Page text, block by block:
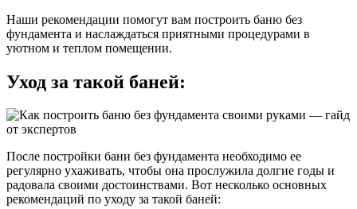
Наши рекомендации помогут вам построить баню без
фундамента и наслаждаться приятными процедурами в
уютном и теплом помещении.
Уход за такой баней:
После постройки бани без фундамента необходимо ее
регулярно ухаживать, чтобы она прослужила долгие годы и
радовала своими достоинствами. Вот несколько основных
рекомендаций по уходу за такой баней: